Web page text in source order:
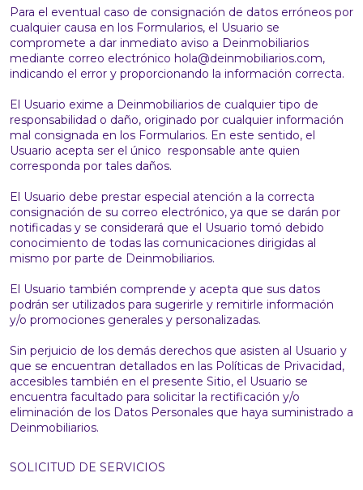
Para el eventual caso de consignación de datos erróneos por
cualquier causa en los Formularios, el Usuario se
compromete a dar inmediato aviso a Deinmobiliarios
mediante correo electrónico hola@deinmobiliarios.com,
indicando el error y proporcionando la información correcta.
El Usuario exime a Deinmobiliarios de cualquier tipo de
responsabilidad o daño, originado por cualquier información
mal consignada en los Formularios. En este sentido, el
Usuario acepta ser el único responsable ante quien
corresponda por tales daños.
El Usuario debe prestar especial atención a la correcta
consignación de su correo electrónico, ya que se darán por
notificadas y se considerará que el Usuario tomó debido
conocimiento de todas las comunicaciones dirigidas al
mismo por parte de Deinmobiliarios.
El Usuario también comprende y acepta que sus datos
podrán ser utilizados para sugerirle y remitirle información
y/o promociones generales y personalizadas.
Sin perjuicio de los demás derechos que asisten al Usuario y
que se encuentran detallados en las Políticas de Privacidad,
accesibles también en el presente Sitio, el Usuario se
encuentra facultado para solicitar la rectificación y/o
eliminación de los Datos Personales que haya suministrado a
Deinmobiliarios.
SOLICITUD DE SERVICIOS